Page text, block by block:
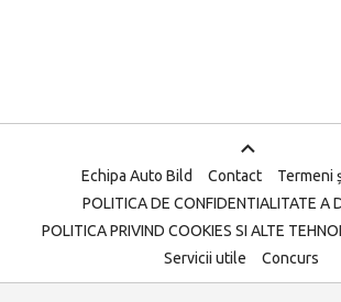
Echipa Auto Bild Contact
Termeni
POLITICA DE CONFIDENTIALITATE A
POLITICA PRIVIND COOKIES SI ALTE
Servicii utile
Concurs